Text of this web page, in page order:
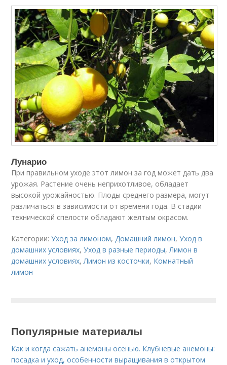
Лунарио
При правильном уходе этот лимон за год может дать два
урожая. Растение очень неприхотливое, обладает
высокой урожайностью. Плоды среднего размера, могут
различаться в зависимости от времени года. В стадии
технической спелости обладают желтым окрасом.
Категории:Уход за лимоном,Домашний лимон,Уход в
домашних условиях,Уход в разные периоды,Лимон в
домашних условиях,Лимон из косточки, Комнатный
лимон
Популярные материалы
Как и когда сажать анемоны осенью. Клубневые анемоны:
посадка и уход, особенности выращивания в открытом